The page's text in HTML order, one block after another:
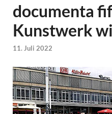
documenta
Kunstwerk
11. Juli 2022